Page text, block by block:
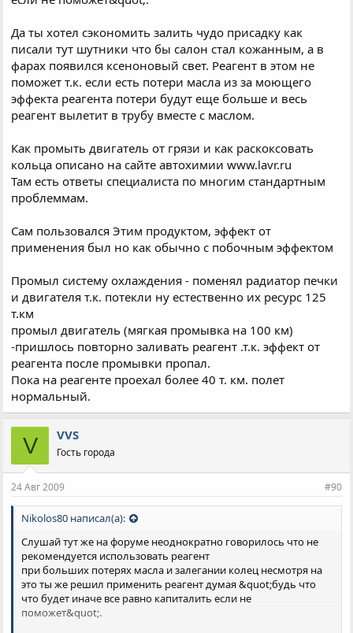
Да ты хотел сэкономить залить чудо присадку как
писали тут шутники что бы салон стал кожанным, а в
фарах появился ксеноновый свет. Реагент в этом не
поможет т.к. если есть потери масла из за моющего
эффекта реагента потери будут еще больше и весь
реагент вылетит в трубу вместе с маслом.
Как промыть двигатель от грязи и как раскоксовать
кольца описано на сайте автохимии www.lavr.ru
Там есть ответы специалиста по многим стандартным
проблеммам.
Сам пользовался Этим продуктом, эффект от
применения был но как обычно с побочным эффектом
Промыл систему охлаждения - поменял радиатор печки
и двигателя т.к. потекли ну естественно их ресурс 125
т.км
промыл двигатель (мягкая промывка на 100 км)
-пришлось повторно заливать реагент .т.к. эффект от
реагента после промывки пропал.
Пока на реагенте проехал более 40 т. км. полет
нормальный.
V VVS
Гость города
24 Авг 2009 #90
Nikolos80 написал(а):
Слушай тут же на форуме неоднократно говорилось что не
рекомендуется использовать реагент
при больших потерях масла и залегании колец несмотря на
это ты же решил применить реагент думая &quot;будь что
что будет иначе все равно капиталить если не
поможет&quot;.